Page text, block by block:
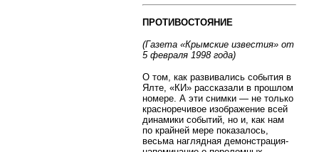
ПРОТИВОСТОЯНИЕ
(Газета «Крымские известия» от
5 февраля 1998 года)
О том, как развивались события в
Ялте, «КИ» рассказали в прошлом
номере. А эти снимки — не только
красноречивое изображение всей
динамики событий, но и, как нам
по крайней мере показалось,
весьма наглядная демонстрация-